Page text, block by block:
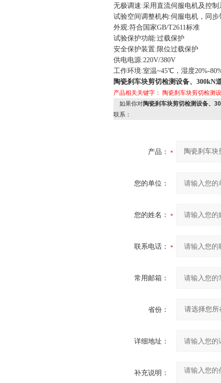
无极调速:采用直流伺服电机及控制
试验空间调整机构:伺服电机，同步
外观:符合国家GB/T2611标准
试验保护功能:过载保护
安全保护装置:限位过载保护
供电电源:220V/380V
工作环境:室温~45℃，湿度20%-
陶瓷刹车块剪切检测设备、300kN
产品相关关键字： 陶瓷刹车块剪切检测
如果你对陶瓷刹车块剪切检测设备、
联系：
产品：
您的单位：
您的姓名：
联系电话：
常用邮箱：
省份：
详细地址：
补充说明：